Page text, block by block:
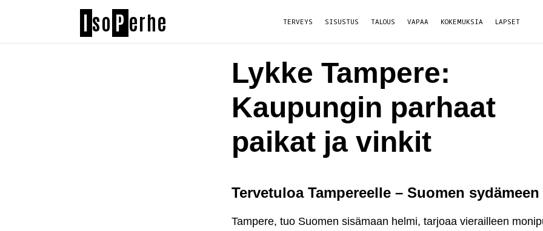
I so P erhe TERVEYS SISUSTUS TALOUS VAPAA KOKEMUKSIA LAPSET
Lykke Tampere:
Kaupungin parhaat
paikat ja vinkit
Tervetuloa Tampereelle – Suomen sydämeen
Tampere, tuo Suomen sisämaan helmi, tarjoaa vierailleen